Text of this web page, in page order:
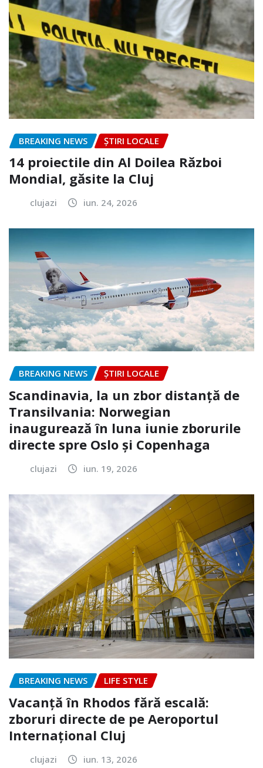
BREAKING NEWS ȘTIRI LOCALE
14 proiectile din Al Doilea Război
Mondial, găsite la Cluj
clujazi iun. 24, 2026
BREAKING NEWS ȘTIRI LOCALE
Scandinavia, la un zbor distanță de
Transilvania: Norwegian
inaugurează în luna iunie zborurile
directe spre Oslo și Copenhaga
clujazi iun. 19, 2026
BREAKING NEWS LIFE STYLE
Vacanță în Rhodos fără escală:
zboruri directe de pe Aeroportul
Internațional Cluj
clujazi iun. 13, 2026